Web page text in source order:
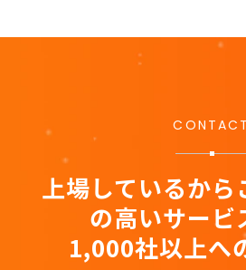
CONTACT
上場しているから
の高いサービ
1,000社以上へ